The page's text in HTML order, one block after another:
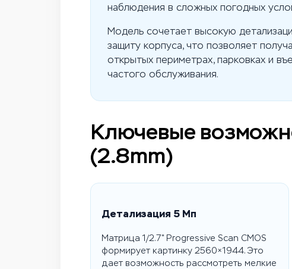
наблюдения в сложных погодных
Модель сочетает высокую
защиту корпуса, что позволяет
открытых периметрах, парковках и
частого обслуживания.
Ключевые
(2.8mm)
Детализация 5 Мп
Матрица 1/2.7" Progressive Scan CMOS
формирует картинку 2560×1944. Это
дает возможность рассмотреть мелкие